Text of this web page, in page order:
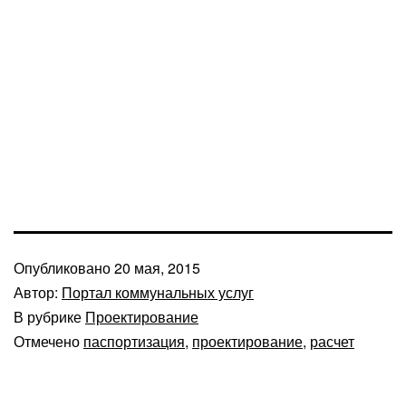
Опубликовано20 мая, 2015
Автор: Портал коммунальных услуг
В рубрике Проектирование
Отмечено паспортизация, проектирование, расчет